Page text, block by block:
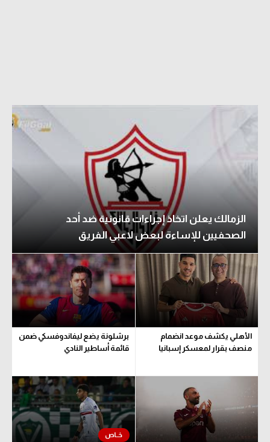
الزمالك يعلن اتخاذ إجراءات قانونية ضد أحد
الصحفيين للإساءة لبعض لاعبي الفريق
الأهلي يكشف موعد انضمام
منصف بقرار لمعسكر إسبانيا
برشلونة يضع ليفاندوفسكي ضمن
قائمة أساطير النادي